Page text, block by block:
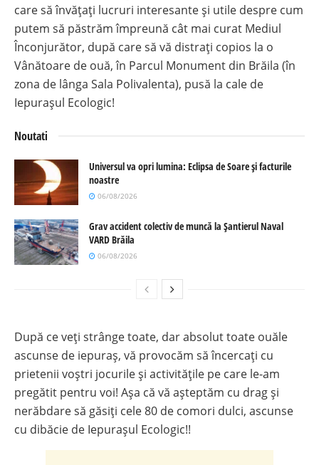
care să învățați lucruri interesante și utile despre cum
putem să păstrăm împreună cât mai curat Mediul
Înconjurător, după care să vă distrați copios la o
Vânătoare de ouă, în Parcul Monument din Brăila (în
zona de lânga Sala Polivalenta), pusă la cale de
Iepurașul Ecologic!
Noutati
Universul va opri lumina: Eclipsa de Soare și facturile
noastre
06/08/2026
Grav accident colectiv de muncă la Șantierul Naval
VARD Brăila
06/08/2026
După ce veți strânge toate, dar absolut toate ouăle
ascunse de iepuraș, vă provocăm să încercați cu
prietenii voștri jocurile și activitățile pe care le-am
pregătit pentru voi! Așa că vă așteptăm cu drag și
nerăbdare să găsiți cele 80 de comori dulci, ascunse
cu dibăcie de Iepurașul Ecologic!!